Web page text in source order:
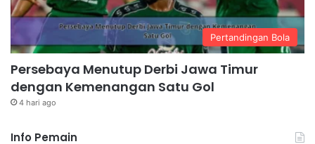
Pertandingan Bola
Persebaya Menutup Derbi Jawa Timur
dengan Kemenangan Satu Gol
4 hari ago
Info Pemain